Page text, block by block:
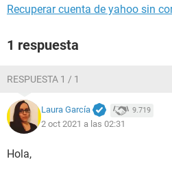
Recuperar cuenta de yahoo sin
1 respuesta
RESPUESTA 1 / 1
Laura García 9.719
2 oct 2021 a las 02:31
Hola,